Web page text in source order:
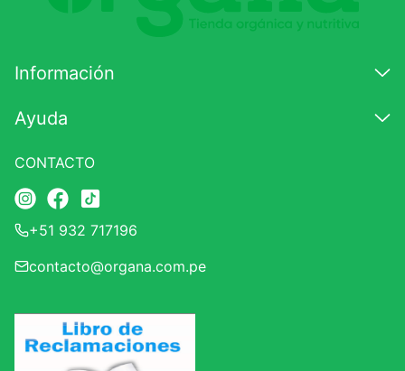
Información
Ayuda
CONTACTO
+51 932 717196
contacto@organa.com.pe